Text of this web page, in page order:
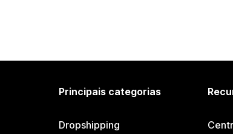
Principais categorias
Dropshipping